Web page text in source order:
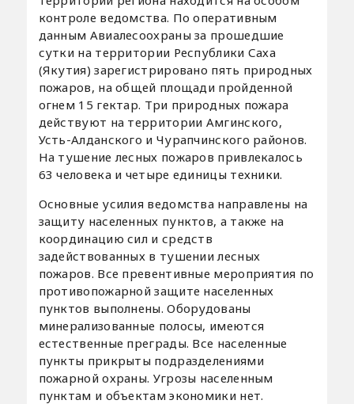
контроле ведомства. По оперативным
данным Авиалесоохраны за прошедшие
сутки на территории Республики Саха
(Якутия) зарегистрировано пять природных
пожаров, на общей площади пройденной
огнем 15 гектар. Три природных пожара
действуют на территории Амгинского,
Усть-Алданского и Чурапчинского районов.
На тушение лесных пожаров привлекалось
63 человека и четыре единицы техники.
Основные усилия ведомства направлены на
защиту населенных пунктов, а также на
координацию сил и средств
задействованных в тушении лесных
пожаров. Все превентивные мероприятия по
противопожарной защите населенных
пунктов выполнены. Оборудованы
минерализованные полосы, имеются
естественные преграды. Все населенные
пункты прикрыты подразделениями
пожарной охраны. Угрозы населенным
пунктам и объектам экономики нет.